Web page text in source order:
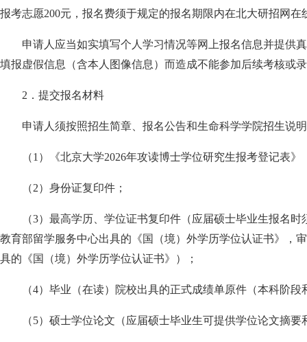
报考志愿200元，报名费须于规定的报名期限内在北大研招网
申请人应当如实填写个人学习情况等网上报名信息并提供
填报虚假信息（含本人图像信息）而造成不能参加后续考核或
2 ．提交报名材料
申请人须按照招生简章、报名公告和生命科学学院招生说
（1 ）《北京大学2026年攻读博士学位研究生报考登记表
（2）身份证复印件；
（3）最高学历、学位证书复印件（应届硕士毕业生报名
教育部留学服务中心出具的《国（境）外学历学位认证书》，
具的《国（境）外学历学位认证书》）；
（4）毕业（在读）院校出具的正式成绩单原件（本科阶段
（5）硕士学位论文（应届硕士毕业生可提供学位论文摘